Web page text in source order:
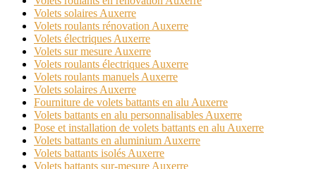
Volets solaires Auxerre
Volets roulants rénovation Auxerre
Volets électriques Auxerre
Volets sur mesure Auxerre
Volets roulants électriques Auxerre
Volets roulants manuels Auxerre
Volets solaires Auxerre
Fourniture de volets battants en alu Auxerre
Volets battants en alu personnalisables Auxerre
Pose et installation de volets battants en alu Auxerre
Volets battants en aluminium Auxerre
Volets battants isolés Auxerre
Volets battants sur-mesure Auxerre